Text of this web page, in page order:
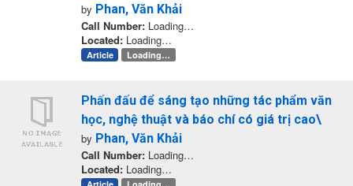
by Phan, Văn Khải
Call Number: Loading…
Located: Loading…
Article Loading…
Phấn đấu để sáng tạo những tác phẩm văn
học, nghệ thuật và báo chí có giá trị cao\
by Phan, Văn Khải
Call Number: Loading…
Located: Loading…